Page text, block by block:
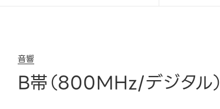
音響
B帯（800MHz/デジタル）